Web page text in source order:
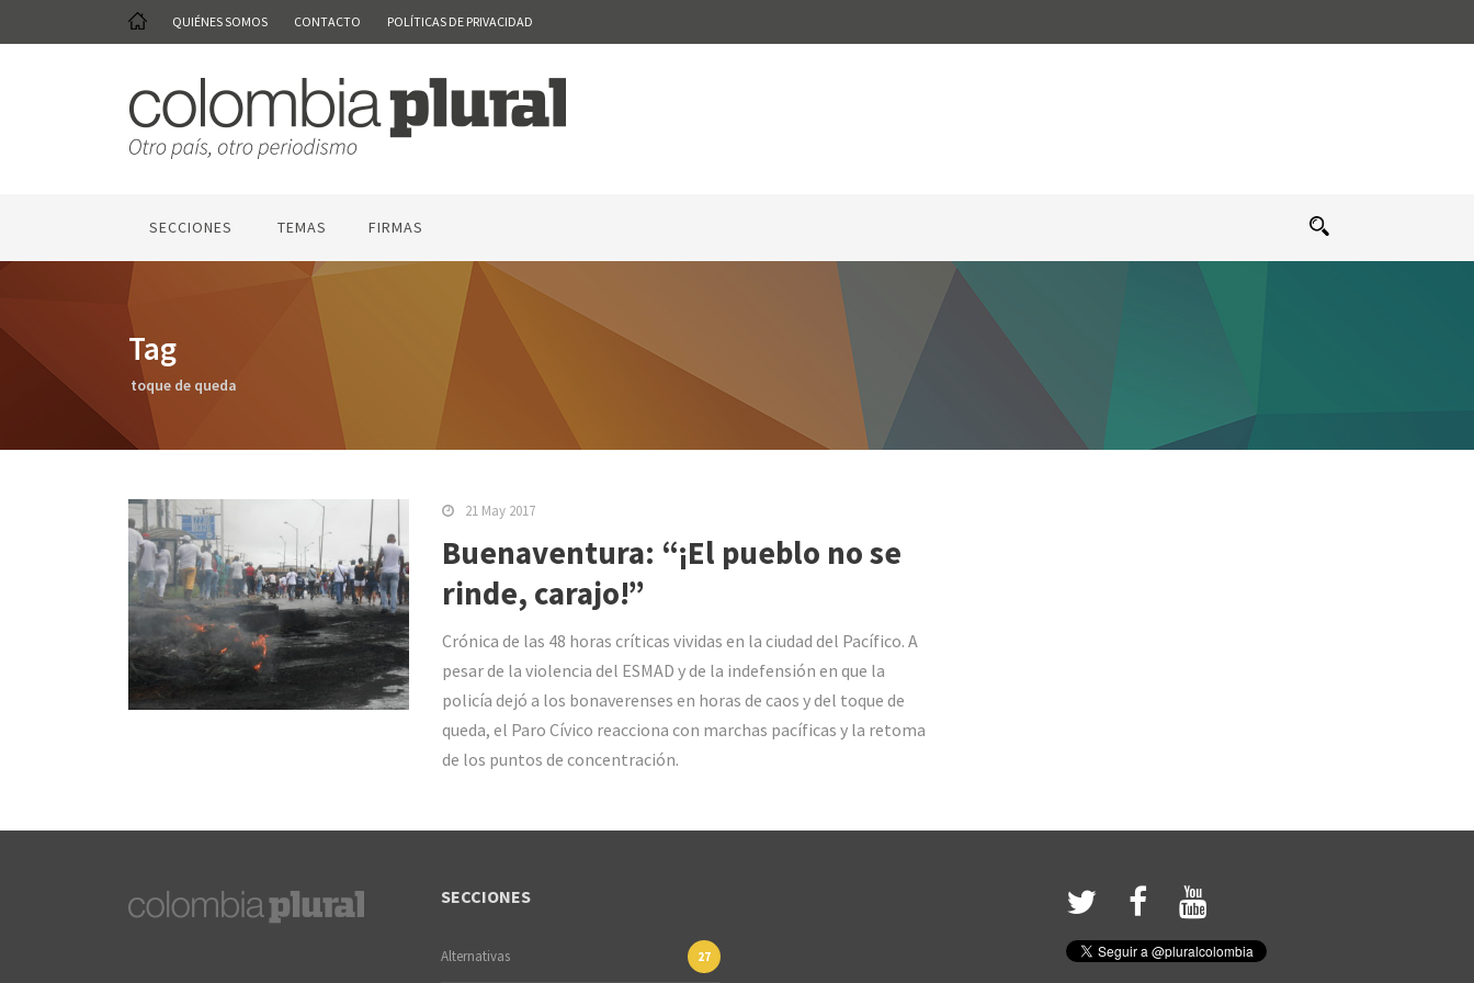
QUIÉNES SOMOS CONTACTO POLÍTICAS DE PRIVACIDAD
SECCIONES TEMAS FIRMAS
Tag
toque de queda
21 May 2017
Buenaventura: “¡El pueblo no se
rinde, carajo!”
Crónica de las 48 horas críticas vividas en la ciudad del Pacífico. A
pesar de la violencia del ESMAD y de la indefensión en que la
policía dejó a los bonaverenses en horas de caos y del toque de
queda, el Paro Cívico reacciona con marchas pacíficas y la retoma
de los puntos de concentración.
SECCIONES
Alternativas 27